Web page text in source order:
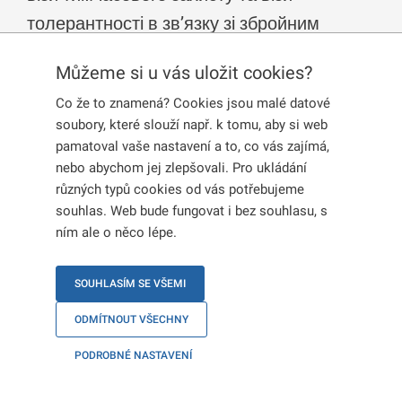
Můžeme si u vás uložit cookies?
Co že to znamená? Cookies jsou malé datové
soubory, které slouží např. k tomu, aby si web
pamatoval vaše nastavení a to, co vás zajímá,
nebo abychom jej zlepšovali. Pro ukládání
různých typů cookies od vás potřebujeme
souhlas. Web bude fungovat i bez souhlasu, s
ním ale o něco lépe.
SOUHLASÍM SE VŠEMI
ODMÍTNOUT VŠECHNY
PODROBNÉ NASTAVENÍ
толерантності в зв’язку зі збройним
ТИМЧАСОВИЙ ЗАХИСТ
ПРОДОВЖЕННЯ
ТИМЧАСОВОГО ЗАХИСТУ
ТОЛЕРАНТНА ВІЗА
ТИМЧАСОВИЙ ЗАХИСТ